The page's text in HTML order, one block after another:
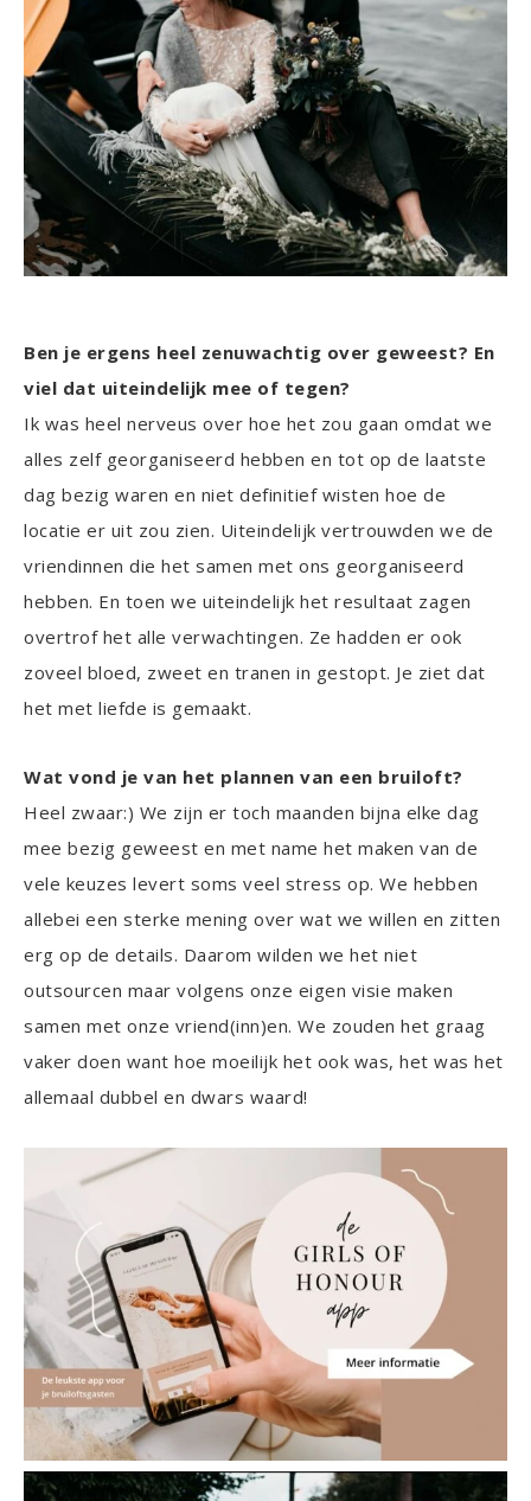
Ben je ergens heel zenuwachtig over geweest? En
viel dat uiteindelijk mee of tegen?
Ik was heel nerveus over hoe het zou gaan omdat we
alles zelf georganiseerd hebben en tot op de laatste
dag bezig waren en niet definitief wisten hoe de
locatie er uit zou zien. Uiteindelijk vertrouwden we de
vriendinnen die het samen met ons georganiseerd
hebben. En toen we uiteindelijk het resultaat zagen
overtrof het alle verwachtingen. Ze hadden er ook
zoveel bloed, zweet en tranen in gestopt. Je ziet dat
het met liefde is gemaakt.
Wat vond je van het plannen van een bruiloft?
Heel zwaar:) We zijn er toch maanden bijna elke dag
mee bezig geweest en met name het maken van de
vele keuzes levert soms veel stress op. We hebben
allebei een sterke mening over wat we willen en zitten
erg op de details. Daarom wilden we het niet
outsourcen maar volgens onze eigen visie maken
samen met onze vriend(inn)en. We zouden het graag
vaker doen want hoe moeilijk het ook was, het was het
allemaal dubbel en dwars waard!